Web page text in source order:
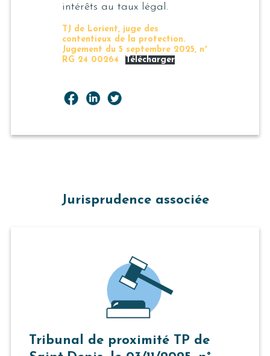
intérêts au taux légal.
TJ de Lorient, juge des
contentieux de la protection.
Jugement du 5 septembre 2025, n°
RG 24 00264
Télécharger
Jurisprudence associée
Tribunal de proximité TP de